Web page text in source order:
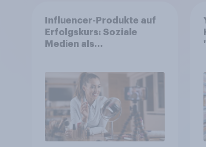
Influencer-Produkte auf
Erfolgskurs: Soziale
Medien als